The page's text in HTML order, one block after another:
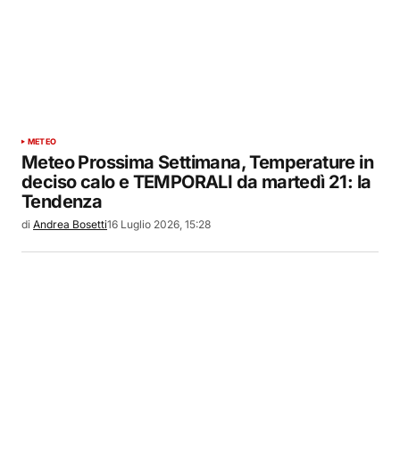
METEO
Meteo Prossima Settimana, Temperature in
deciso calo e TEMPORALI da martedì 21: la
Tendenza
di Andrea Bosetti16 Luglio 2026, 15:28